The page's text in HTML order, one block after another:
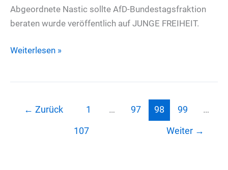
Abgeordnete Nastic sollte AfD-Bundestagsfraktion
beraten wurde veröffentlich auf JUNGE FREIHEIT.
JF-
Abgeordnete
Weiterlesen »
← Zurück 1 … 97 98 99 …
107 Weiter →